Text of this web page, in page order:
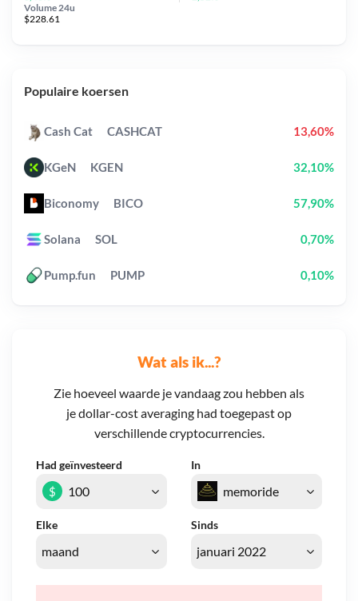
Wat als ik...?
Zie hoeveel waarde je vandaag zou hebben als
je dollar-cost averaging had toegepast op
verschillende cryptocurrencies.
Had geïnvesteerd In
Elke Sinds
$
Volume 24u
$228.61
Populaire koersen
Cash Cat CASHCAT 13,60%
KGeN KGEN 32,10%
Biconomy BICO 57,90%
Solana SOL 0,70%
Pump.fun PUMP 0,10%